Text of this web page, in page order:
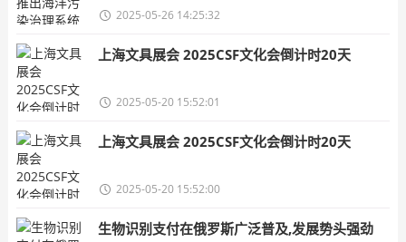
2025-05-26 14:25:32
上海文具展会 2025CSF文化会倒计时20天
2025-05-20 15:52:01
上海文具展会 2025CSF文化会倒计时20天
2025-05-20 15:52:00
生物识别支付在俄罗斯广泛普及,发展势头强劲